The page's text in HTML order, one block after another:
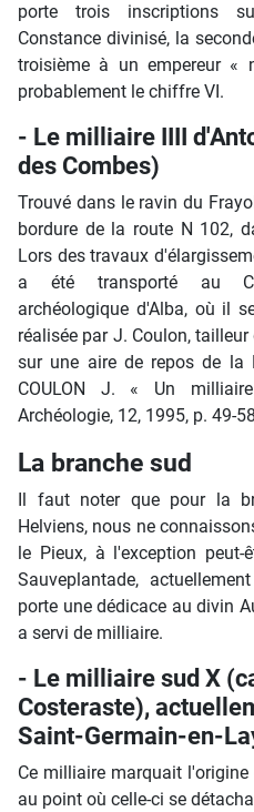
porte trois inscriptions
Constance divinisé, la
troisième à un empereur «
probablement le chiffre VI.
- Le milliaire IIII
des Combes)
Trouvé dans le ravin du
bordure de la route N 102,
Lors des travaux
a été transporté au
archéologique d'Alba, où il
réalisée par J. Coulon,
sur une aire de repos de la
COULON J. « Un
Archéologie, 12, 1995, p. 49-
La branche sud
Il faut noter que pour la
Helviens, nous ne
le Pieux, à l'exception
Sauveplantade,
porte une dédicace au divin
a servi de milliaire.
- Le milliaire sud X
Costeraste),
Saint-Germain-en-
Ce milliaire marquait
au point où celle-ci se